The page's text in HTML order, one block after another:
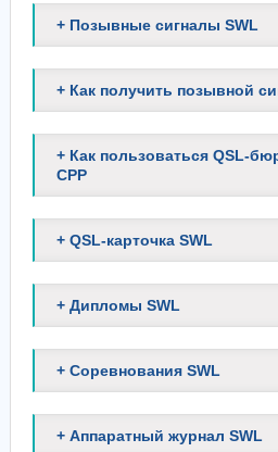
+ Позывные сигналы SWL
+ Как получить позывной
+ Как пользоваться QSL-
СРР
+ QSL-карточка SWL
+ Дипломы SWL
+ Соревнования SWL
+ Аппаратный журнал SWL